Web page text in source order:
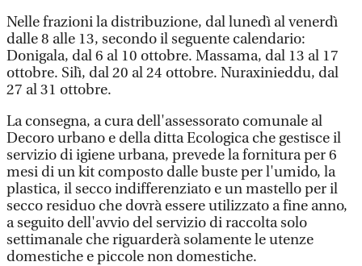
Nelle frazioni la distribuzione, dal lunedì al venerdì
dalle 8 alle 13, secondo il seguente calendario:
Donigala, dal 6 al 10 ottobre. Massama, dal 13 al 17
ottobre. Silì, dal 20 al 24 ottobre. Nuraxinieddu, dal
27 al 31 ottobre.
La consegna, a cura dell'assessorato comunale al
Decoro urbano e della ditta Ecologica che gestisce il
servizio di igiene urbana, prevede la fornitura per 6
mesi di un kit composto dalle buste per l'umido, la
plastica, il secco indifferenziato e un mastello per il
secco residuo che dovrà essere utilizzato a fine anno,
a seguito dell'avvio del servizio di raccolta solo
settimanale che riguarderà solamente le utenze
domestiche e piccole non domestiche.